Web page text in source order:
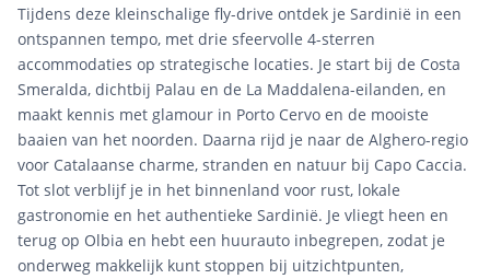
Tijdens deze kleinschalige fly-drive ontdek je Sardinië in een
ontspannen tempo, met drie sfeervolle 4-sterren
accommodaties op strategische locaties. Je start bij de Costa
Smeralda, dichtbij Palau en de La Maddalena-eilanden, en
maakt kennis met glamour in Porto Cervo en de mooiste
baaien van het noorden. Daarna rijd je naar de Alghero-regio
voor Catalaanse charme, stranden en natuur bij Capo Caccia.
Tot slot verblijf je in het binnenland voor rust, lokale
gastronomie en het authentieke Sardinië. Je vliegt heen en
terug op Olbia en hebt een huurauto inbegrepen, zodat je
onderweg makkelijk kunt stoppen bij uitzichtpunten,